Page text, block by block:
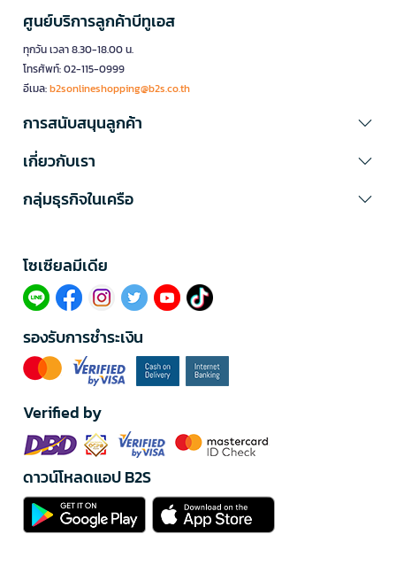
ศูนย์บริการลูกค้าบีทูเอส
ทุกวัน เวลา 8.30-18.00 น.
โทรศัพท์: 02-115-0999
อีเมล:b2sonlineshopping@b2s.co.th
การสนับสนุนลูกค้า
เกี่ยวกับเรา
กลุ่มธุรกิจในเครือ
โซเซียลมีเดีย​
รองรับการชำระเงิน
Verified by
ดาวน์โหลดแอป B2S